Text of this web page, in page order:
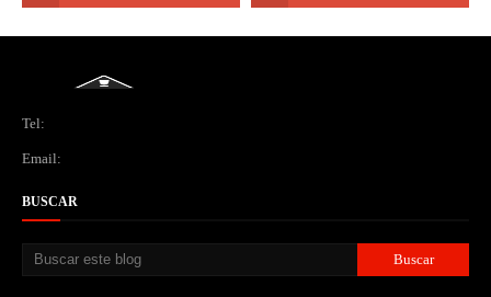
Tel:
Email:
BUSCAR